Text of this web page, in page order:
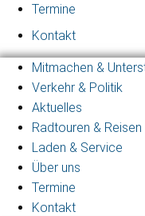
Termine
Kontakt
Mitmachen &
Verkehr & Politik
Aktuelles
Radtouren & Reisen
Laden & Service
Über uns
Termine
Kontakt